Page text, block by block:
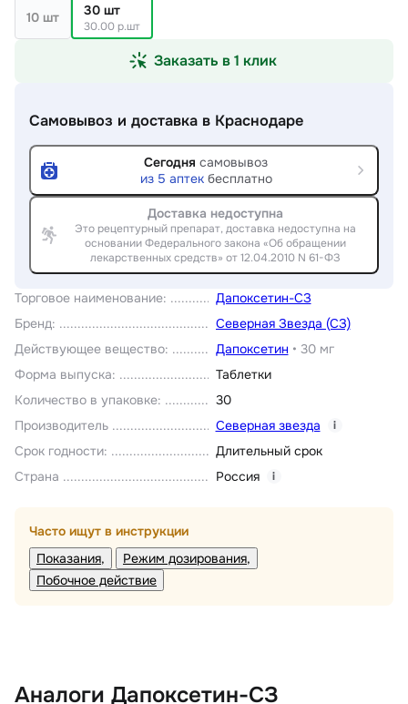
Торговое наименование:
Дапоксетин-СЗ
Бренд:
Северная Звезда (СЗ)
Действующее вещество: Дапоксетин • 30 мг
Форма выпуска:
Таблетки
Количество в упаковке:
30
Производитель
Северная звезда i
Срок годности:
Длительный срок
Страна
Россия i
Часто ищут в инструкции
Показания
Режим дозирования
Побочное действие
10 шт 30 шт
30.00 р.шт
Заказать в 1 клик
Самовывоз и доставка в Краснодаре
Сегодня самовывоз
из 5 аптекбесплатно
Доставка недоступна
Это рецептурный препарат, доставка недоступна на
основании Федерального закона «Об обращении
лекарственных средств» от 12.04.2010 N 61-ФЗ
Аналоги Дапоксетин-СЗ